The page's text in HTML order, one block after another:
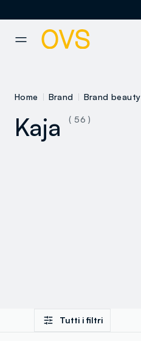
Home Brand Brand beauty
Kaja ( 56 )
Tutti i filtri